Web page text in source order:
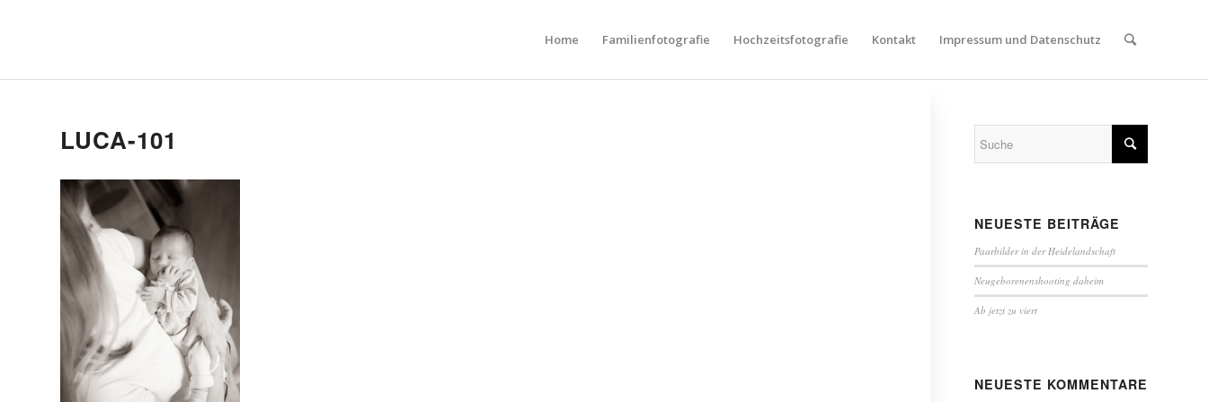
Home Familienfotografie Hochzeitsfotografie Kontakt Impressum und Datenschutz
LUCA-101
NEUESTE BEITRÄGE
Paarbilder in der Heidelandschaft
Neugeborenenshooting daheim
Ab jetzt zu viert
NEUESTE KOMMENTARE